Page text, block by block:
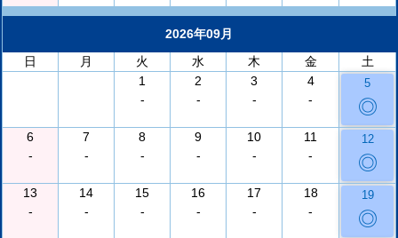
2026年09月
日
月 火 水 木 金
土
1
-
2
-
3
-
4
-
5
◎
6
-
7
-
8
-
9
-
10
-
11
-
12
◎
13
-
14
-
15
-
16
-
17
-
18
-
19
◎